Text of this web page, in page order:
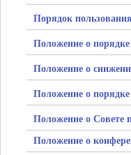
Порядок
Положение о
Положение о
Положение о
Положение о Совете
Положение о